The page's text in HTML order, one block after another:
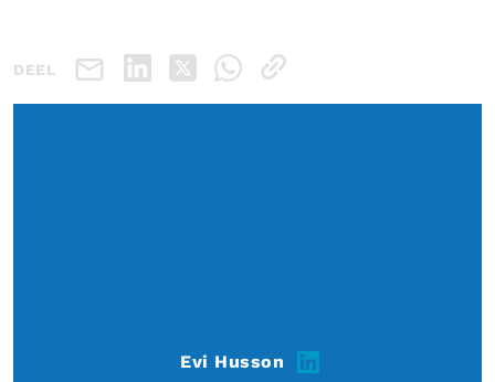
DEEL
Evi Husson